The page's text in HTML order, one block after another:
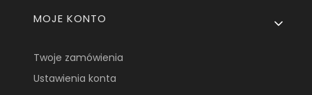
MOJE KONTO
Twoje zamówienia
Ustawienia konta